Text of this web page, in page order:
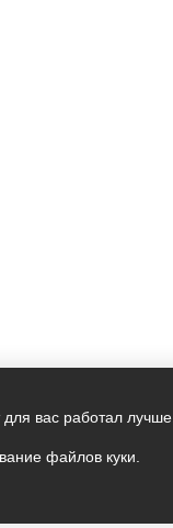
для вас работал лучше.
файлов куки.